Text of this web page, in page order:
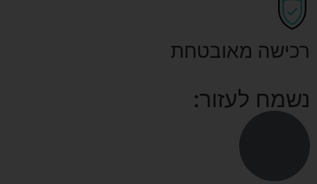
רכישה מאובטחת
נשמח לעזור: